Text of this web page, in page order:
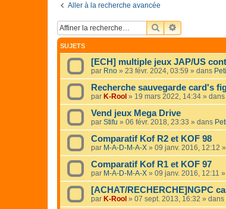
Aller à la recherche avancée
RECHERCHER
RECHERCHE
SUJETS
[ECH] multiple jeux JAP/US
par Rno » 23 févr. 2024, 03:59 » dans
Recherche sauvegarde card's
par K-Rool » 19 mars 2022, 14:34 » dans
Vend jeux Mega Drive
par Stifu » 06 févr. 2018, 23:33 » dans
Comparatif Kof R2 et KOF 98
par M-A-D-M-A-X » 09 janv. 2016, 12:12
Comparatif Kof R1 et KOF 97
par M-A-D-M-A-X » 09 janv. 2016, 12:11
[ACHAT/RECHERCHE]NGPC
par K-Rool » 07 sept. 2013, 16:32 » dans